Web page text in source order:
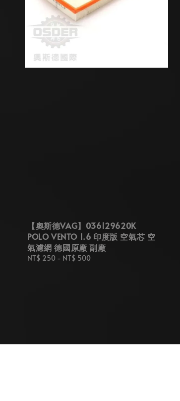
【奧斯德VAG】036129620K
POLO VENTO 1.6 印度版 空氣芯 空
氣濾網 德國原廠 副廠
Regular
NT$ 250 - NT$ 500